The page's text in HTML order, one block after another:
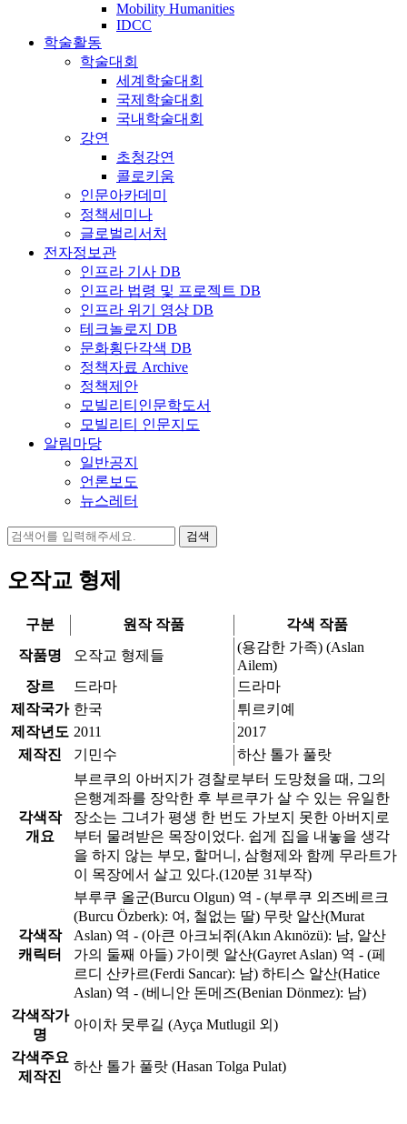
Mobility Humanities
IDCC
학술활동
학술대회
세계학술대회
국제학술대회
국내학술대회
강연
초청강연
콜로키움
인문아카데미
정책세미나
글로벌리서처
전자정보관
인프라 기사 DB
인프라 법령 및 프로젝트 DB
인프라 위기 영상 DB
테크놀로지 DB
문화횡단각색 DB
정책자료 Archive
정책제안
모빌리티인문학도서
모빌리티 인문지도
알림마당
일반공지
언론보도
뉴스레터
검
오작교 형제
구분 원작 작품
각색 작품
작품명
오작교 형제들
(용감한 가족) (Aslan
Ailem)
장르
드라마
드라마
제작국가 한국
튀르키예
제작년도 2011
2017
제작진
기민수 하산 톨가 풀랏
각색작
개요
부르쿠의 아버지가 경찰로부터 도망쳤을 때, 그의
은행계좌를 장악한 후 부르쿠가 살 수 있는 유일한
장소는 그녀가 평생 한 번도 가보지 못한 아버지로
부터 물려받은 목장이었다. 쉽게 집을 내놓을 생각
을 하지 않는 부모, 할머니, 삼형제와 함께 무라트가
이 목장에서 살고 있다.(120분 31부작)
각색작
캐릭터
부루쿠 올군(Burcu Olgun) 역 - (부루쿠 외즈베르크
(Burcu Özberk): 여, 철없는 딸) 무랏 알산(Murat
Aslan) 역 - (아큰 아크뇌쥐(Akın Akınözü): 남, 알산
가의 둘째 아들) 가이렛 알산(Gayret Aslan) 역 - (페
르디 산카르(Ferdi Sancar): 남) 하티스 알산(Hatice
Aslan) 역 - (베니안 돈메즈(Benian Dönmez): 남)
각색작가
명
아이차 뭇루길 (Ayça Mutlugil 외)
각색주요
제작진
하산 톨가 풀랏 (Hasan Tolga Pulat)